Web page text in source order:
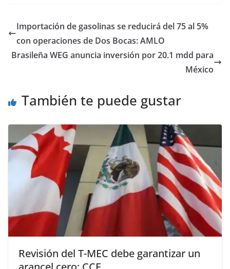
Importación de gasolinas se reducirá del 75 al 5%
con operaciones de Dos Bocas: AMLO
Brasileña WEG anuncia inversión por 20.1 mdd para
México
También te puede gustar
Revisión del T-MEC debe garantizar un